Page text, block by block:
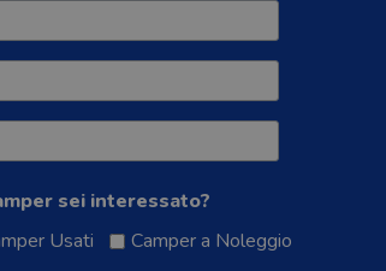
sei interessato?
Usati Camper a Noleggio